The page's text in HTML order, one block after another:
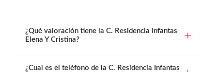
¿Qué valoración tiene la C. Residencia Infantas
Elena Y Cristina?
¿Cual es el teléfono de la C. Residencia Infantas